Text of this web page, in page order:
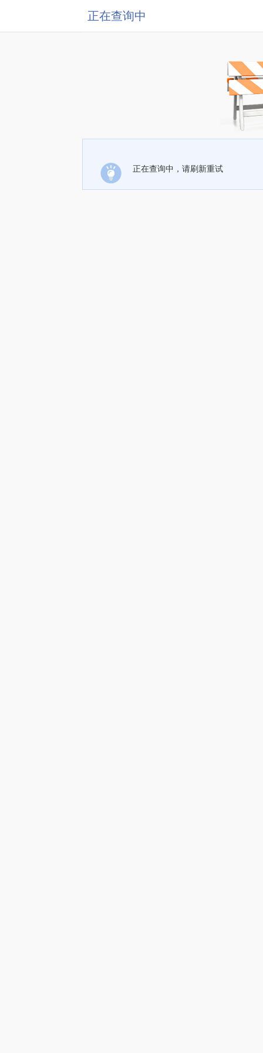
正在查询中
正在查询中，请刷新重试